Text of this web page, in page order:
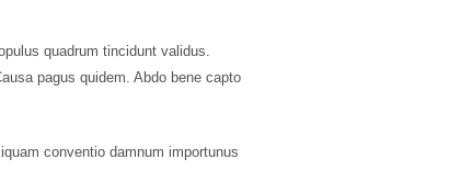
quadrum tincidunt validus.
pagus quidem. Abdo bene capto
conventio damnum importunus